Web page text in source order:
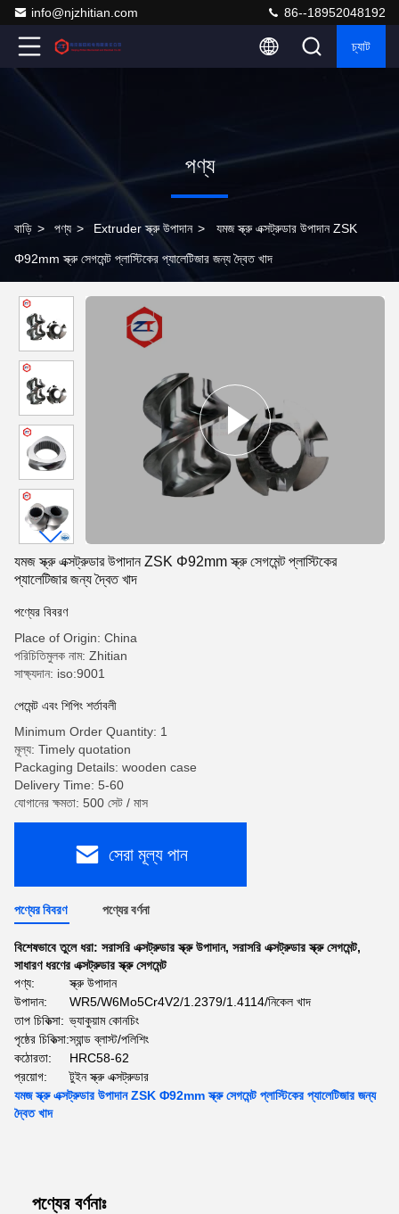
info@njzhitian.com 86--18952048192
চ্যাট
পণ্য
বাড়ি > পণ্য > Extruder স্ক্রু উপাদান > যমজ স্ক্রু এক্সট্রুডার উপাদান ZSK
Φ92mm স্ক্রু সেগমেন্ট প্লাস্টিকের প্যালেটিজার জন্য দ্বৈত খাদ
যমজ স্ক্রু এক্সট্রুডার উপাদান ZSK Φ92mm স্ক্রু সেগমেন্ট প্লাস্টিকের
প্যালেটিজার জন্য দ্বৈত খাদ
পণ্যের বিবরণ
Place of Origin: China
পরিচিতিমুলক নাম: Zhitian
সাক্ষ্যদান: iso:9001
পেমেন্ট এবং শিপিং শর্তাবলী
Minimum Order Quantity: 1
মূল্য: Timely quotation
Packaging Details: wooden case
Delivery Time: 5-60
যোগানের ক্ষমতা: 500 সেট / মাস
সেরা মূল্য পান
পণ্যের বিবরণ পণ্যের বর্ণনা
বিশেষভাবে তুলে ধরা: সরাসরি এক্সট্রুডার স্ক্রু উপাদান, সরাসরি এক্সট্রুডার স্ক্রু সেগমেন্ট,
সাধারণ ধরণের এক্সট্রুডার স্ক্রু সেগমেন্ট
পণ্য:
স্ক্রু উপাদান
উপাদান:
WR5/W6Mo5Cr4V2/1.2379/1.4114/নিকেল খাদ
তাপ চিকিত্সা: ভ্যাকুয়াম কোনচিং
পৃষ্ঠের চিকিত্সা:স্যান্ড ব্লাস্ট/পলিশিং
কঠোরতা:
HRC58-62
প্রয়োগ:
টুইন স্ক্রু এক্সট্রুডার
যমজ স্ক্রু এক্সট্রুডার উপাদান ZSK Φ92mm স্ক্রু সেগমেন্ট প্লাস্টিকের প্যালেটিজার জন্য
দ্বৈত খাদ
পণ্যের বর্ণনাঃ